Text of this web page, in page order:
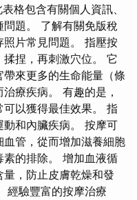
格包含有關個人資訊、
題。 了解有關免版稅
片常見問題。 指壓按
捏，再刺激穴位。 它
來更多的生命能量（條
療疾病。 有趣的是，
以獲得最佳效果。 指
和內臟疾病。 按摩可
管，從而增加滋養細胞
的排除。 增加血液循
，防止皮膚乾燥和發
經驗豐富的按摩治療